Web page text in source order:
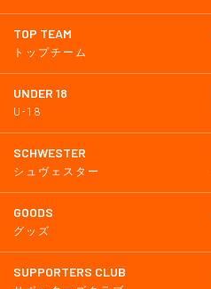
TOP TEAM
トップチーム
UNDER 18
U-18
SCHWESTER
シュヴェスター
GOODS
グッズ
SUPPORTERS CLUB